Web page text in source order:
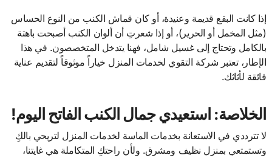
إذا كانت البقع قديمة وعنيدة، أو كان قماش الكنب من النوع الحساس
(مثل المخمل أو الحرير)، أو إذا شعرتِ أن ألوان الكنب أصبحت باهتة
بالكامل وتحتاج إلى غسيل شامل، فهنا يتدخل المتخصصون. في هذا
الإطار، تعتبر شركة التقوي لخدمات المنزل خياراً موثوقاً لتقديم عناية
فائقة لأثاثك.
الخلاصة: استعيدي جمال الكنب الفاتح اليوم!
لا تترددي في الاستعانة بخدمات الماسة لخدمات المنزل لتريحي بالكِ
وتستمتعي بمنزل نظيف ومشرق. ولأن راحتكِ المتكاملة هي غايتنا،